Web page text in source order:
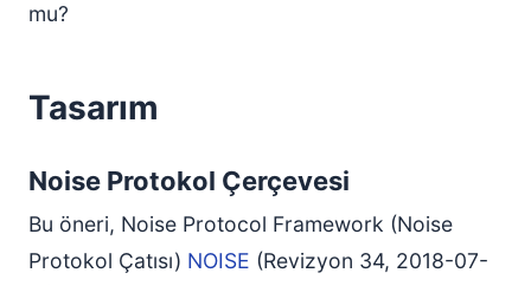
mu?
Tasarım
Noise Protokol Çerçevesi
Bu öneri, Noise Protocol Framework (Noise
Protokol Çatısı) NOISE (Revizyon 34, 2018-07-